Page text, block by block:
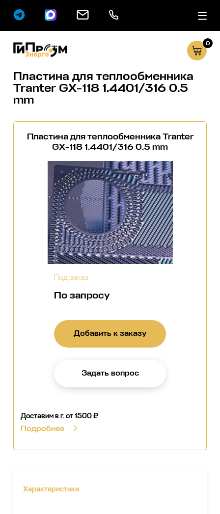
Сервисные
0
Пластина для теплообменника
Tranter GX-118 1.4401/316 0.5
mm
Пластина для теплообменника Tranter
GX-118 1.4401/316 0.5 mm
Под заказ
По запросу
Добавить к заказу
Задать вопрос
Доставим в г.от 1500 ₽
Подробнее
Характеристики